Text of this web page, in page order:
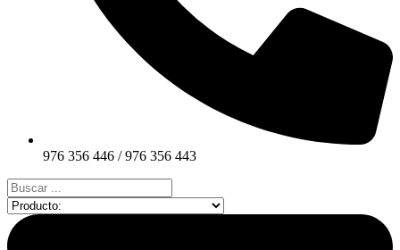
976 356 446 / 976 356 443
Search
...